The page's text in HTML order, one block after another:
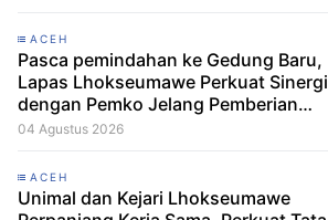
ACEH
Pasca pemindahan ke Gedung Baru,
Lapas Lhokseumawe Perkuat Sinergi
dengan Pemko Jelang Pemberian
Remisi HUT RI
04 Agustus 2026
ACEH
Unimal dan Kejari Lhokseumawe